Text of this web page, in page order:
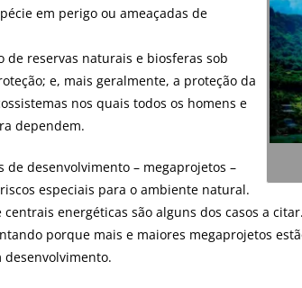
em perigo ou ameaçadas de
de reservas naturais e biosferas sob
e, mais geralmente, a proteção da
nos quais todos os homens e
dependem.
de desenvolvimento – megaprojetos –
especiais para o ambiente natural.
energéticas são alguns dos casos a
porque mais e maiores megaprojetos
desenvolvimento.